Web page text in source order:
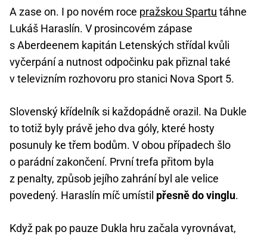
A zase on. I po novém roce pražskou Spartu táhne
Lukáš Haraslín. V prosincovém zápase
s Aberdeenem kapitán Letenských střídal kvůli
vyčerpání a nutnost odpočinku pak přiznal také
v televizním rozhovoru pro stanici Nova Sport 5.
Slovenský křídelník si každopádně orazil. Na Dukle
to totiž byly právě jeho dva góly, které hosty
posunuly ke třem bodům. V obou případech šlo
o parádní zakončení. První trefa přitom byla
z penalty, způsob jejího zahrání byl ale velice
povedený. Haraslín míč umístil přesně do vinglu.
Když pak po pauze Dukla hru začala vyrovnávat,